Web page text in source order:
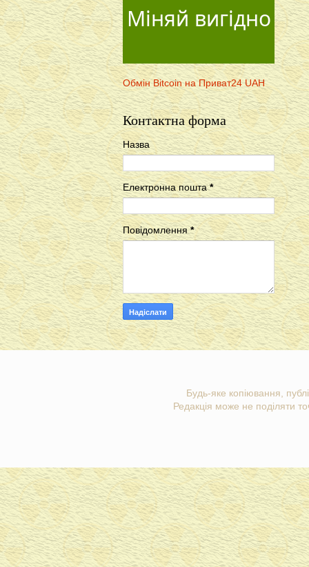
Міняй вигідно
Обмін Bitcoin на Приват24 UAH
Контактна форма
Назва
Електронна пошта*
Повідомлення*
Будь-яке копіювання,
Редакція може не поділяти